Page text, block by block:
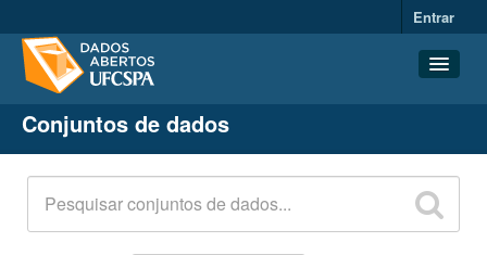
Entrar
Conjuntos de dados
Organizações
Grupos
Sobre
Conjuntos de dados